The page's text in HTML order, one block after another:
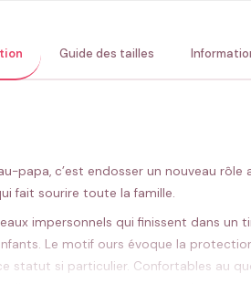
Guide des tailles
papa, c’est endosser un nouveau
fait sourire toute la famille.
impersonnels qui finissent dans un
Le motif ours évoque la
statut si particulier. Confortables au